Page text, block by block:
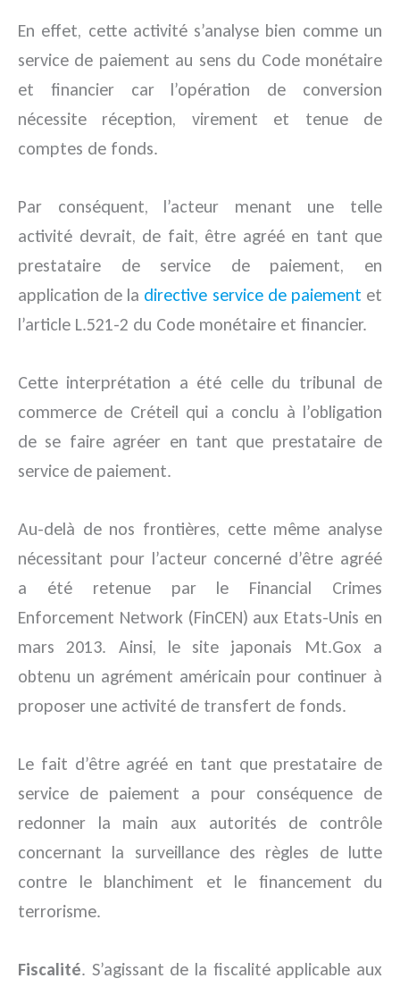
En effet, cette activité s’analyse bien comme un
service de paiement au sens du Code monétaire
et financier car l’opération de conversion
nécessite réception, virement et tenue de
comptes de fonds.
Par conséquent, l’acteur menant une telle
activité devrait, de fait, être agréé en tant que
prestataire de service de paiement, en
application de la directive service de paiement et
l’article L.521-2 du Code monétaire et financier.
Cette interprétation a été celle du tribunal de
commerce de Créteil qui a conclu à l’obligation
de se faire agréer en tant que prestataire de
service de paiement.
Au-delà de nos frontières, cette même analyse
nécessitant pour l’acteur concerné d’être agréé
a été retenue par le Financial Crimes
Enforcement Network (FinCEN) aux Etats-Unis en
mars 2013. Ainsi, le site japonais Mt.Gox a
obtenu un agrément américain pour continuer à
proposer une activité de transfert de fonds.
Le fait d’être agréé en tant que prestataire de
service de paiement a pour conséquence de
redonner la main aux autorités de contrôle
concernant la surveillance des règles de lutte
contre le blanchiment et le financement du
terrorisme.
Fiscalité. S’agissant de la fiscalité applicable aux